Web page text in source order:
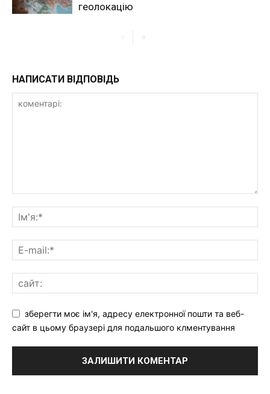
геолокацію
НАПИСАТИ ВІДПОВІДЬ
зберегти моє ім'я, адресу електронної пошти та веб-
сайт в цьому браузері для подальшого клментування